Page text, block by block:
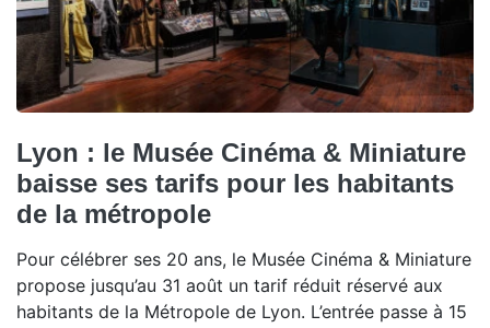
Lyon : le Musée Cinéma & Miniature
baisse ses tarifs pour les habitants
de la métropole
Pour célébrer ses 20 ans, le Musée Cinéma & Miniature
propose jusqu’au 31 août un tarif réduit réservé aux
habitants de la Métropole de Lyon. L’entrée passe à 15